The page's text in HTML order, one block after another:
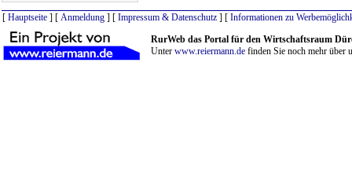
[ Hauptseite ] [ Anmeldung ] [ Impressum & Datenschutz ] [ Informationen zu
RurWeb das Portal für den Wirtschaftsraum
Unter www.reiermann.de finden Sie noch mehr über